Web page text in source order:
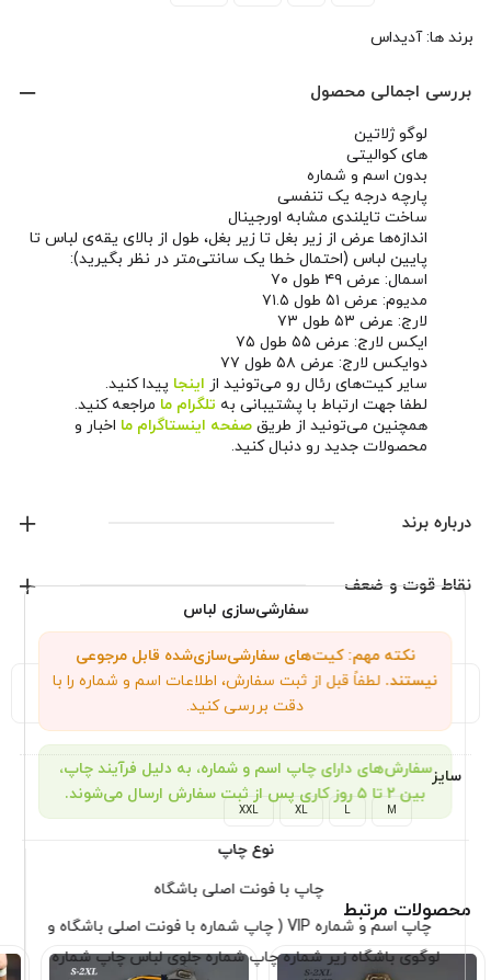
سفارشی‌سازی لباس
نکته مهم: کیت‌های سفارشی‌سازی‌شده قابل مرجوعی
نیستند. لطفاً قبل از ثبت سفارش، اطلاعات اسم و شماره را با
دقت بررسی کنید.
سفارش‌های دارای چاپ اسم و شماره، به دلیل فرآیند چاپ،
بین ۲ تا ۵ روز کاری پس از ثبت سفارش ارسال می‌شوند.
نوع چاپ
چاپ با فونت اصلی باشگاه
چاپ اسم و شماره VIP ( چاپ شماره با فونت اصلی باشگاه و
لوگوی باشگاه زیر شماره چاپ شماره جلوی لباس چاپ شماره
برند ها:آدیداس
بررسی اجمالی محصول
لوگو ژلاتین
های کوالیتی
بدون اسم و شماره
پارچه درجه یک تنفسی
ساخت تایلندی مشابه اورجینال
اندازه‌ها عرض از زیر بغل تا زیر بغل، طول از بالای یقه‌ی لباس تا
پایین لباس (احتمال خطا یک سانتی‌متر در نظر بگیرید):
اسمال: عرض ۴۹ طول ۷۰
مدیوم: عرض ۵۱ طول ۷۱.۵
لارج: عرض ۵۳ طول ۷۳
ایکس لارج: عرض ۵۵ طول ۷۵
دوایکس لارج: عرض ۵۸ طول ۷۷
سایر کیت‌های رئال رو می‌تونید از اینجا پیدا کنید.
لطفا جهت ارتباط با پشتیبانی به تلگرام ما مراجعه کنید.
همچنین می‌تونید از طریق صفحه اینستاگرام ما اخبار و
محصولات جدید رو دنبال کنید.
درباره برند
آدیداس
نمایش همه محصولات این برند
نقاط قوت و ضعف
توضیحات تکمیلی نظرات (0)
سایز
M
L
XL
XXL
محصولات مرتبط